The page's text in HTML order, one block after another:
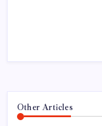
Other Articles